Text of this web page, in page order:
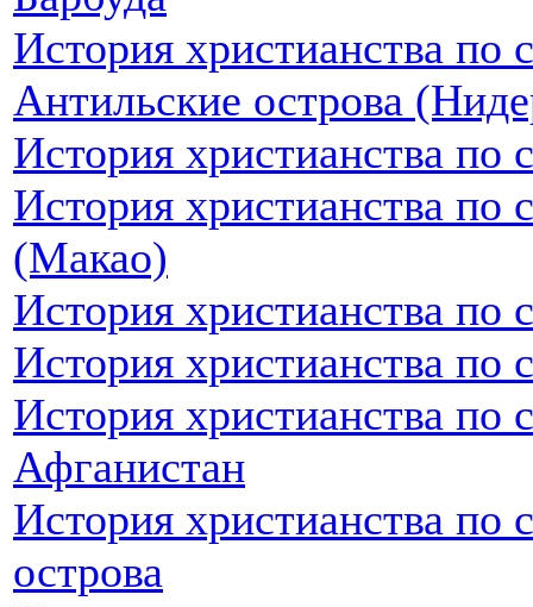
История христианства по
Антильские острова
История христианства по
История христианства
(Макао)
История христианства
История христианства по
История христианства по
Афганистан
История христианства по
острова